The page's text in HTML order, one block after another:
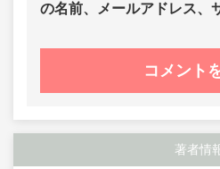
の名前、メールアドレス、
著者情